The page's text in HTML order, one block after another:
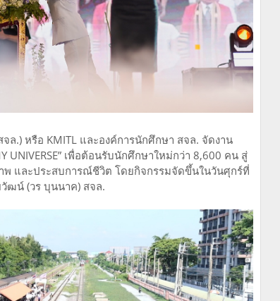
ล.) หรือ KMITL และองค์การนักศึกษา สจล. จัดงาน
UNIVERSE” เพื่อต้อนรับนักศึกษาใหม่กว่า 8,600 คน สู่
และประสบการณ์ชีวิต โดยกิจกรรมจัดขึ้นในวันศุกร์ที่
ฒน์ (วร บุนนาค) สจล.